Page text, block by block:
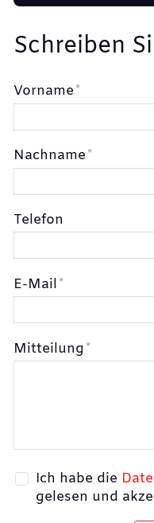
Schreiben
Vorname*
Nachname*
Telefon
E-Mail*
Mitteilung*
Ich habe die
gelesen und